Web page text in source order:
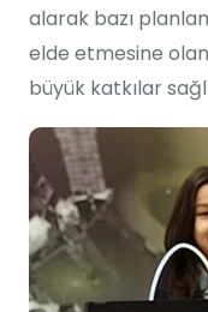
alarak bazı
elde etmesine
büyük katkılar